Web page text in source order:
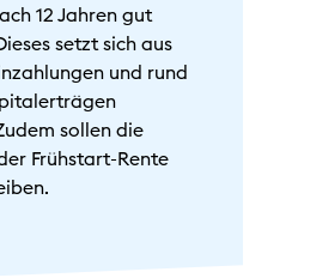
12 Jahren gut
setzt sich aus
und rund
sollen die
Frühstart-Rente